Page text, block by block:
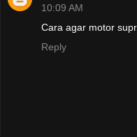
10:09 AM
Cara agar motor
Reply